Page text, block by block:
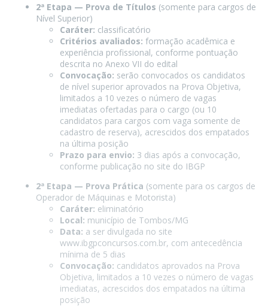
2ª Etapa — Prova de Títulos (somente para cargos de
Nível Superior)
Caráter: classificatório
Critérios avaliados: formação acadêmica e
experiência profissional, conforme pontuação
descrita no Anexo VII do edital
Convocação: serão convocados os candidatos
de nível superior aprovados na Prova Objetiva,
limitados a 10 vezes o número de vagas
imediatas ofertadas para o cargo (ou 10
candidatos para cargos com vaga somente de
cadastro de reserva), acrescidos dos empatados
na última posição
Prazo para envio: 3 dias após a convocação,
conforme publicação no site do IBGP
2ª Etapa — Prova Prática (somente para os cargos de
Operador de Máquinas e Motorista)
Caráter: eliminatório
Local: município de Tombos/MG
Data: a ser divulgada no site
www.ibgpconcursos.com.br, com antecedência
mínima de 5 dias
Convocação: candidatos aprovados na Prova
Objetiva, limitados a 10 vezes o número de vagas
imediatas, acrescidos dos empatados na última
posição